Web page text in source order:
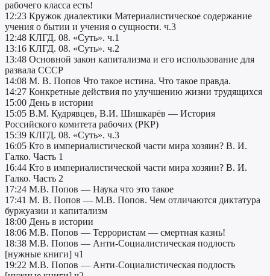
рабочего класса есть!
12:23 Кружок диалектики Материалистическое содержание
учения о бытии и учения о сущности. ч.3
12:48 КЛГД. 08. «Суть». ч.1
13:16 КЛГД. 08. «Суть». ч.2
13:48 Основной закон капитализма и его использование для
развала СССР
14:08 М. В. Попов Что такое истина. Что такое правда.
14:27 Конкретные действия по улучшению жизни трудящихся
15:00 День в истории
15:05 В.М. Кудрявцев, В.И. Шишкарёв — История
Российского комитета рабочих (РКР)
15:39 КЛГД. 08. «Суть». ч.3
16:05 Кто в империалистической части мира хозяин? В. И.
Галко. Часть 1
16:44 Кто в империалистической части мира хозяин? В. И.
Галко. Часть 2
17:24 М.В. Попов — Наука что это такое
17:41 М. В. Попов — М.В. Попов. Чем отличаются диктатура
буржуазии и капитализм
18:00 День в истории
18:06 М.В. Попов — Террористам — смертная казнь!
18:38 М.В. Попов — Анти-Социалистическая подлость
[нужные книги] ч1
19:22 М.В. Попов — Анти-Социалистическая подлость